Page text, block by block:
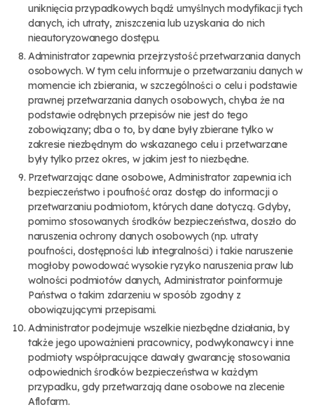
uniknięcia przypadkowych bądź umyślnych modyfikacji tych
danych, ich utraty, zniszczenia lub uzyskania do nich
nieautoryzowanego dostępu.
Administrator zapewnia przejrzystość przetwarzania danych
osobowych. W tym celu informuje o przetwarzaniu danych w
momencie ich zbierania, w szczególności o celu i podstawie
prawnej przetwarzania danych osobowych, chyba że na
podstawie odrębnych przepisów nie jest do tego
zobowiązany; dba o to, by dane były zbierane tylko w
zakresie niezbędnym do wskazanego celu i przetwarzane
były tylko przez okres, w jakim jest to niezbędne.
Przetwarzając dane osobowe, Administrator zapewnia ich
bezpieczeństwo i poufność oraz dostęp do informacji o
przetwarzaniu podmiotom, których dane dotyczą. Gdyby,
pomimo stosowanych środków bezpieczeństwa, doszło do
naruszenia ochrony danych osobowych (np. utraty
poufności, dostępności lub integralności) i takie naruszenie
mogłoby powodować wysokie ryzyko naruszenia praw lub
wolności podmiotów danych, Administrator poinformuje
Państwa o takim zdarzeniu w sposób zgodny z
obowiązującymi przepisami.
Administrator podejmuje wszelkie niezbędne działania, by
także jego upoważnieni pracownicy, podwykonawcy i inne
podmioty współpracujące dawały gwarancję stosowania
odpowiednich środków bezpieczeństwa w każdym
przypadku, gdy przetwarzają dane osobowe na zlecenie
Aflofarm.